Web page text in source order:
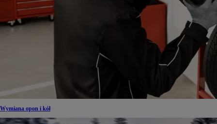
Wymiana opon i kół